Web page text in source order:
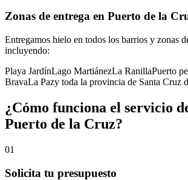
Zonas de entrega en Puerto de la
Entregamos hielo en todos los barrios y zonas
incluyendo:
Playa JardínLago MartiánezLa RanillaPuerto
BravaLa Pazy toda la provincia de Santa Cruz
¿Cómo funciona el servicio
Puerto de la Cruz?
01
Solicita tu presupuesto